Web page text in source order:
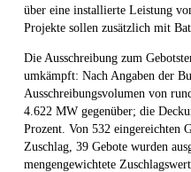
über eine installierte Leistung
Projekte sollen zusätzlich mit
Die Ausschreibung zum
umkämpft: Nach Angaben der
Ausschreibungsvolumen von
4.622 MW gegenüber; die
Prozent. Von 532 eingereichten
Zuschlag, 39 Gebote wurden
mengengewichtete